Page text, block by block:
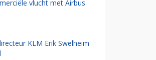
vlucht met Airbus
KLM Erik Swelheim